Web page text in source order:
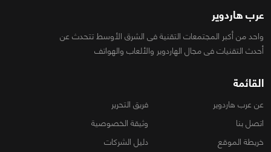
عرب هاردوير
واحد من أكبر المجتمعات التقنية فى الشرق الأوسط تتحدث عن
أحدث التقنيات فى مجال الهاردوير والألعاب والهواتف
القائمة
عن عرب هاردوير
فريق التحرير
اتصل بنا
وثيقة الخصوصية
خريطة الموقع
دليل الشركات